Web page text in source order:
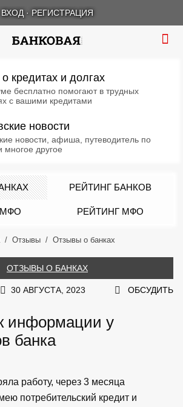
ВХОД · РЕГИСТРАЦИЯ
кредитах и долгах
бесплатно помогают в трудных
с вашими кредитами
новости
новости, афиша, путеводитель по
многое другое
РЕЙТИНГ БАНКОВ
РЕЙТИНГ МФО
Отзывы Отзывы о банках
ОТЗЫВЫ О БАНКАХ
30 АВГУСТА, 2023 ОБСУДИТЬ
информации у
банка
работу, через 3 месяца
потребительский кредит и